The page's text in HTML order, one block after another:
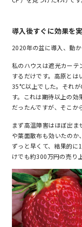
導入後すぐに効果を
2020年の盆に導入、動
私のハウスは遮光カーテ
するだけです。高原とは
35°C以上でした。それ
す。これは期待以上の効
だったんですが、そこか
まず高温障害はほぼ出
や葉面散布も効いたの
ずっと早くて、結果的に
けでも約300万円の売り